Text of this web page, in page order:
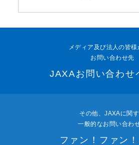
メディア及び法人の皆様
お問い合わせ先
JAXAお問い合わせ
その他、JAXAに関
一般的なお問い合わ
ファン！ファン